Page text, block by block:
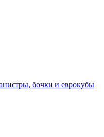
бочки и еврокубы